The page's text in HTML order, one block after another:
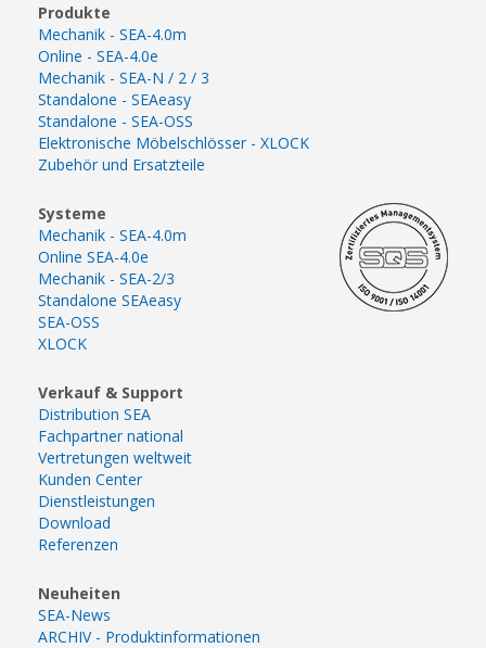
Produkte
Mechanik - SEA-4.0m
Online - SEA-4.0e
Mechanik - SEA-N / 2 / 3
Standalone - SEAeasy
Standalone - SEA-OSS
Elektronische Möbelschlösser - XLOCK
Zubehör und Ersatzteile
Systeme
Mechanik - SEA-4.0m
Online SEA-4.0e
Mechanik - SEA-2/3
Standalone SEAeasy
SEA-OSS
XLOCK
Verkauf & Support
Distribution SEA
Fachpartner national
Vertretungen weltweit
Kunden Center
Dienstleistungen
Download
Referenzen
Neuheiten
SEA-News
ARCHIV - Produktinformationen